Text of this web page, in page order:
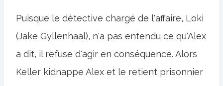
Puisque le détective chargé de l'affaire, Loki
(Jake Gyllenhaal), n'a pas entendu ce qu'Alex
a dit, il refuse d'agir en conséquence. Alors
Keller kidnappe Alex et le retient prisonnier